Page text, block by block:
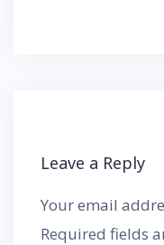
Leave a Reply
Your email
Required fields